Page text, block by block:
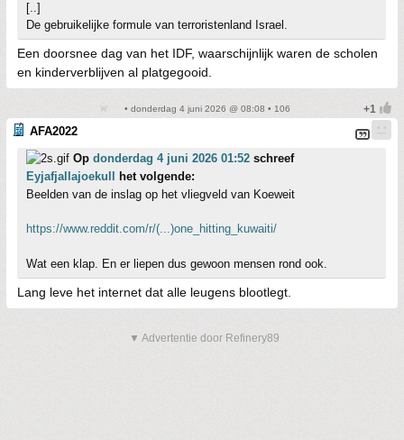
[..]
De gebruikelijke formule van terroristenland Israel.
Een doorsnee dag van het IDF, waarschijnlijk waren de scholen
en kinderverblijven al platgegooid.
• donderdag 4 juni 2026 @ 08:08 • 106
AFA2022
Op donderdag 4 juni 2026 01:52 schreef
Eyjafjallajoekull
het volgende:
Beelden van de inslag op het vliegveld van Koeweit
https://www.reddit.com/r/(...)one_hitting_kuwaiti/
Wat een klap. En er liepen dus gewoon mensen rond ook.
Lang leve het internet dat alle leugens blootlegt.
▼ Advertentie door Refinery89